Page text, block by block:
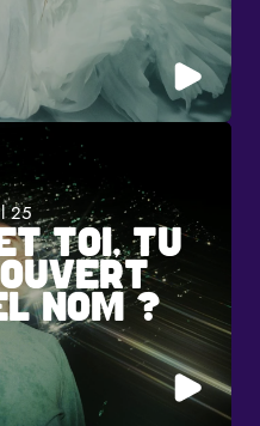
25
TOI, TU
NOM ?